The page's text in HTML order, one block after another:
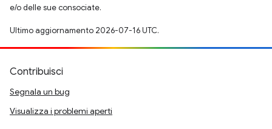
e/o delle sue consociate.
Ultimo aggiornamento 2026-07-16 UTC.
Contribuisci
Segnala un bug
Visualizza i problemi aperti